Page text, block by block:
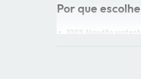
Por que
100% Algodão